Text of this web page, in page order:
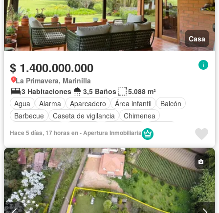
Casa
$ 1.400.000.000
La Primavera, Marinilla
3 Habitaciones
3,5 Baños
5.088 m²
Agua
Alarma Aparcadero Área infantil
Balcón
Barbecue
Caseta de vigilancia
Chimenea
Estudio
Estudio
Patio
Seguridad privada
Tanque de agua
Vista panorámica
Wifi
Hace 5 días, 17 horas en - Apertura Inmobiliaria